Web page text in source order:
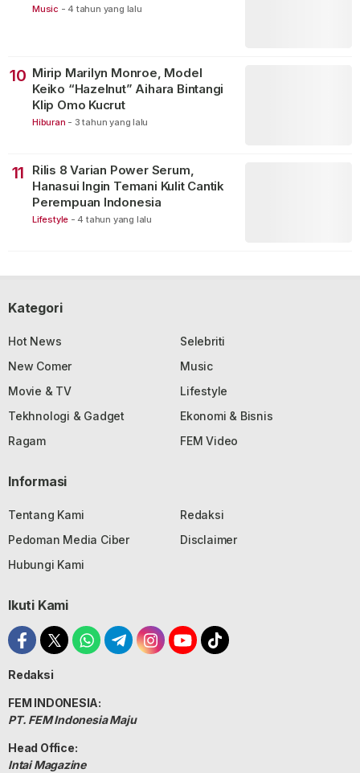
Music - 4 tahun yang lalu
10 Mirip Marilyn Monroe, Model
Keiko “Hazelnut” Aihara Bintangi
Klip Omo Kucrut
Hiburan - 3 tahun yang lalu
11
Rilis 8 Varian Power Serum,
Hanasui Ingin Temani Kulit Cantik
Perempuan Indonesia
Lifestyle - 4 tahun yang lalu
Kategori
Hot News
Selebriti
New Comer
Music
Movie & TV
Lifestyle
Tekhnologi & Gadget
Ekonomi & Bisnis
Ragam
FEM Video
Informasi
Tentang Kami
Redaksi
Pedoman Media Ciber
Disclaimer
Hubungi Kami
Ikuti Kami
Redaksi
FEM INDONESIA:
PT. FEM Indonesia Maju
Head Office:
Intai Magazine